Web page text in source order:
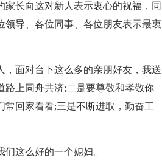
长向这对新人表示衷心的祝福，同
导、各位同事、各位朋友表示最衷
面对台下这么多的亲朋好友，我送
路上同舟共济;二是要尊敬和孝敬你
回家看看;三是不断进取，勤奋工
这么好的一个媳妇。